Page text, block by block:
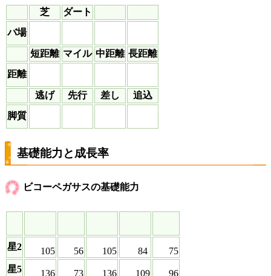
芝
ダート
バ場
短距離 マイル 中距離 長距離
距離
逃げ 先行 差し
追込
脚質
基礎能力と成長率
ビコーペガサスの基礎能力
星2 105 56 105 84
75
星5
136 73 136 109 96